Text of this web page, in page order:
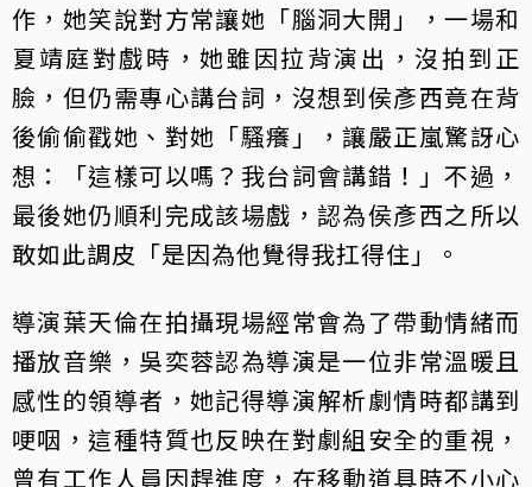
作，她笑說對方常讓她「腦洞大開」，一場和
夏靖庭對戲時，她雖因拉背演出，沒拍到正
臉，但仍需專心講台詞，沒想到侯彥西竟在背
後偷偷戳她、對她「騷癢」，讓嚴正嵐驚訝心
想：「這樣可以嗎？我台詞會講錯！」不過，
最後她仍順利完成該場戲，認為侯彥西之所以
敢如此調皮「是因為他覺得我扛得住」。
導演葉天倫在拍攝現場經常會為了帶動情緒而
播放音樂，吳奕蓉認為導演是一位非常溫暖且
感性的領導者，她記得導演解析劇情時都講到
哽咽，這種特質也反映在對劇組安全的重視，
曾有工作人員因趕進度，在移動道具時不小心